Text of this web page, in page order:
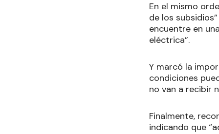
En el mismo
de los
encuentre en
eléctrica”.
Y marcó la
condiciones
no van a recibir
Finalmente,
indicando que